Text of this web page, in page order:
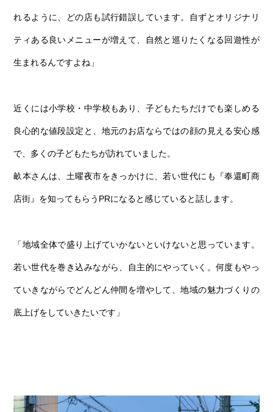
れるように、どの店も試行錯誤しています。自ずとオリジナリ
ティある良いメニューが増えて、自然と巡りたくなる回遊性が
生まれるんですよね」
近くには小学校・中学校もあり、子どもたちだけでも楽しめる
良心的な値段設定と、地元のお店ならではの顔の見える安心感
で、多くの子どもたちが訪れていました。
畝本さんは、土曜夜市をきっかけに、若い世代にも『奉還町商
店街』を知ってもらうPRになると感じていると話します。
「地域全体で盛り上げていかないといけないと思っています。
若い世代を巻き込みながら、自主的にやっていく。何度もやっ
ていきながらでどんどん仲間を増やして、地域の魅力づくりの
底上げをしていきたいです」